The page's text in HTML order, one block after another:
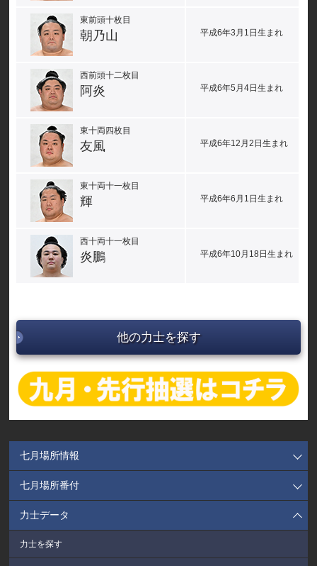
東前頭十枚目
朝乃山 平成6年3月1日生まれ
西前頭十二枚目
阿炎 平成6年5月4日生まれ
東十両四枚目
友風 平成6年12月2日生まれ
東十両十一枚目
輝 平成6年6月1日生まれ
西十両十一枚目
炎鵬 平成6年10月18日生まれ
他の力士を探す
七月場所情報
七月場所番付
力士データ
力士を探す